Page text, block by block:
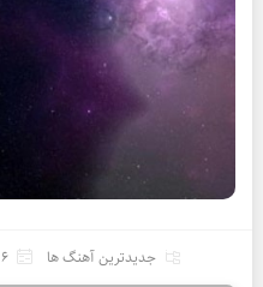
جدیدترین آهنگ ها 6 بهمن 1400